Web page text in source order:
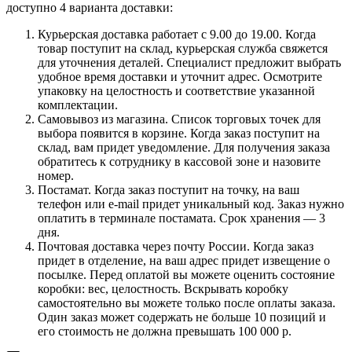
доступно 4 варианта доставки:
Курьерская доставка работает с 9.00 до 19.00. Когда
товар поступит на склад, курьерская служба свяжется
для уточнения деталей. Специалист предложит выбрать
удобное время доставки и уточнит адрес. Осмотрите
упаковку на целостность и соответствие указанной
комплектации.
Самовывоз из магазина. Список торговых точек для
выбора появится в корзине. Когда заказ поступит на
склад, вам придет уведомление. Для получения заказа
обратитесь к сотруднику в кассовой зоне и назовите
номер.
Постамат. Когда заказ поступит на точку, на ваш
телефон или e-mail придет уникальный код. Заказ нужно
оплатить в терминале постамата. Срок хранения — 3
дня.
Почтовая доставка через почту России. Когда заказ
придет в отделение, на ваш адрес придет извещение о
посылке. Перед оплатой вы можете оценить состояние
коробки: вес, целостность. Вскрывать коробку
самостоятельно вы можете только после оплаты заказа.
Один заказ может содержать не больше 10 позиций и
его стоимость не должна превышать 100 000 р.